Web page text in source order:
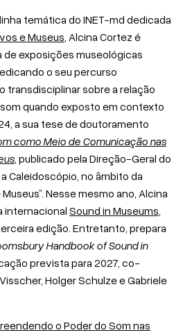
temática do INET-md dedicada
e Museus, Alcina Cortez é
de exposições museológicas
o seu percurso
transdisciplinar sobre a relação
quando exposto em contexto
a sua tese de doutoramento
como Meio de Comunicação nas
, publicado pela Direção-Geral do
Caleidoscópio, no âmbito da
Nesse mesmo ano, Alcina
internacional Sound in Museums,
edição. Entretanto, prepara
Handbook of Sound in
prevista para 2027, co-
Holger Schulze e Gabriele
o Poder do Som nas